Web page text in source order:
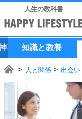
人生の教科書
知識と教養
人と関係 出会い